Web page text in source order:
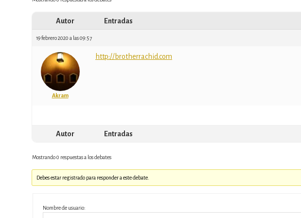
Autor Entradas
19 febrero 2020 a las 09:57
Akram
http://brotherrachid.com
Autor Entradas
Mostrando 0 respuestas a los debates
Debes estar registrado para responder a este debate.
Nombre de usuario: